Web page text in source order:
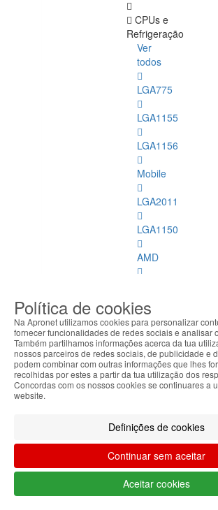
CPUs e
Refrigeração
Ver
todos
LGA775
LGA1155
LGA1156
Mobile
LGA2011
LGA1150
AMD
Refrigeração
Memórias
Dimm
Memórias
todos
DDR
4
ECC
Política de cookies
Na Apronet utilizamos cookies para personalizar
fornecer funcionalidades de redes sociais e analisar
Também partilhamos informações acerca da tua
nossos parceiros de redes sociais, de publicidade e
podem combinar com outras informações que lhes
recolhidas por estes a partir da tua utilização dos
Concordas com os nossos cookies se continuares a
website.
Definições de cookies
Continuar sem aceitar
Aceitar cookies